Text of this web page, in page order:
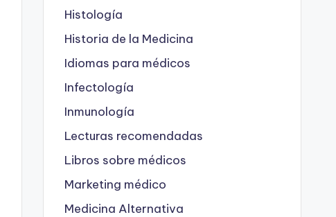
Histología
Historia de la Medicina
Idiomas para médicos
Infectología
Inmunología
Lecturas recomendadas
Libros sobre médicos
Marketing médico
Medicina Alternativa